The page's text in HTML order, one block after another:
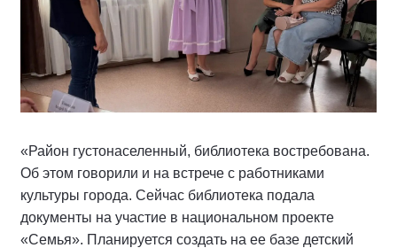
«Район густонаселенный, библиотека востребована.
Об этом говорили и на встрече с работниками
культуры города. Сейчас библиотека подала
документы на участие в национальном проекте
«Семья». Планируется создать на ее базе детский